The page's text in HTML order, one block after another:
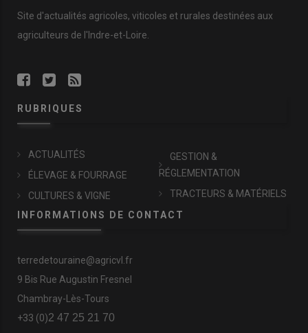
Site d'actualités agricoles, viticoles et rurales destinées aux
agriculteurs de l'Indre-et-Loire.
RUBRIQUES
ACTUALITÉS
ÉLEVAGE & FOURRAGE
CULTURES & VIGNE
GESTION &
RÉGLEMENTATION
TRACTEURS & MATÉRIELS
INFORMATIONS DE CONTACT
terredetouraine@agricvl.fr
9 Bis Rue Augustin Fresnel
Chambray-Lès-Tours
+33 (0)2 47 25 21 70